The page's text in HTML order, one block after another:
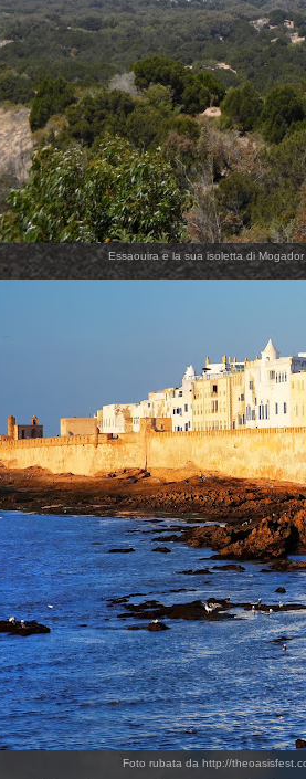
Essaouira e la sua isoletta di
Foto rubata da http://